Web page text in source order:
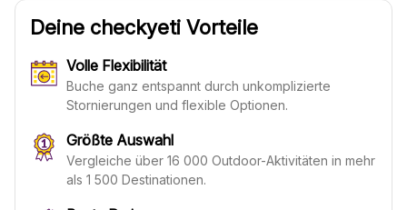
Deine checkyeti Vorteile
Volle Flexibilität
Buche ganz entspannt durch unkomplizierte
Stornierungen und flexible Optionen.
Größte Auswahl
Vergleiche über 16 000 Outdoor-Aktivitäten in mehr
als 1 500 Destinationen.